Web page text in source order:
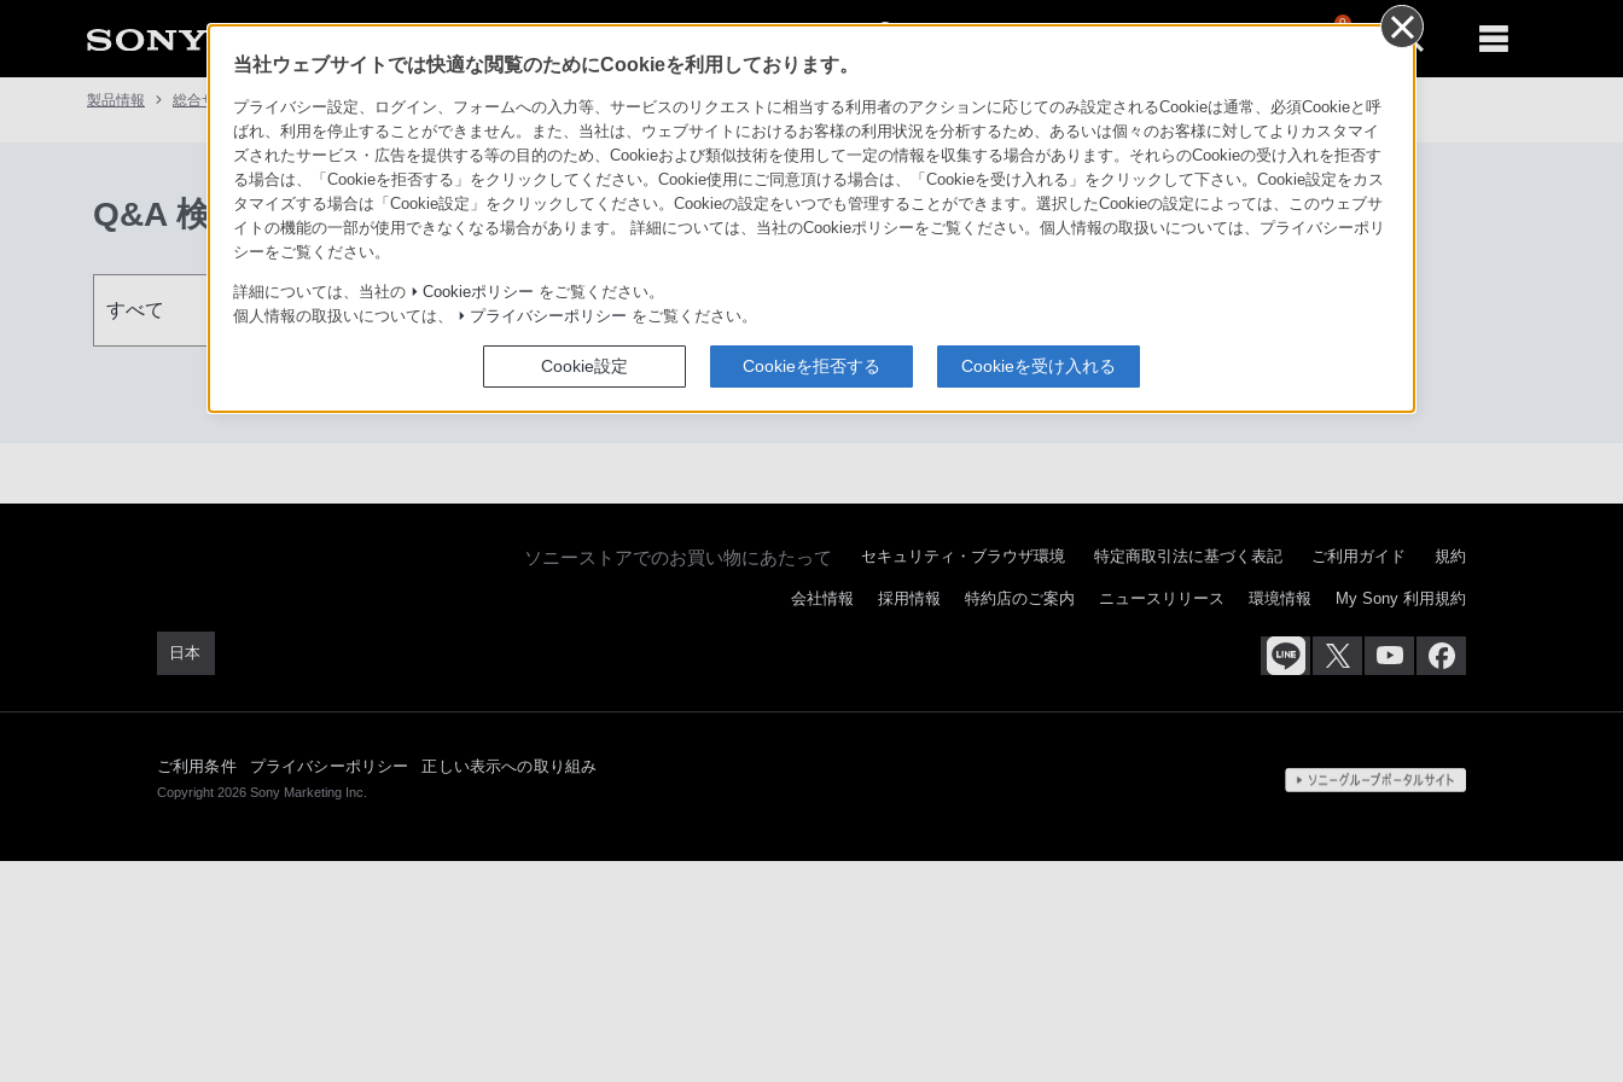
0
製品情報 総合サポート・お問い合わせ
Q&A 検索結果
ソニーストアでのお買い物にあたって セキュリティ・ブラウザ環境 特定商取引法に基づく表記 ご利用ガイド 規約
日本
会社情報 採用情報 特約店のご案内 ニュースリリース 環境情報 My Sony 利用規約
ご利用条件 プライバシーポリシー 正しい表示への取り組み
Copyright 2026 Sony Marketing Inc.
当社ウェブサイトでは快適な閲覧のためにCookieを利用しております。
プライバシー設定、ログイン、フォームへの入力等、サービスのリクエストに相当する利用者のアクションに応じてのみ設定されるCookieは通常、必須Cookieと呼
ばれ、利用を停止することができません。また、当社は、ウェブサイトにおけるお客様の利用状況を分析するため、あるいは個々のお客様に対してよりカスタマイ
ズされたサービス・広告を提供する等の目的のため、Cookieおよび類似技術を使用して一定の情報を収集する場合があります。それらのCookieの受け入れを拒否す
る場合は、「Cookieを拒否する」をクリックしてください。Cookie使用にご同意頂ける場合は、「Cookieを受け入れる」をクリックして下さい。Cookie設定をカス
タマイズする場合は「Cookie設定」をクリックしてください。Cookieの設定をいつでも管理することができます。選択したCookieの設定によっては、このウェブサ
イトの機能の一部が使用できなくなる場合があります。 詳細については、当社のCookieポリシーをご覧ください。個人情報の取扱いについては、プライバシーポリ
シーをご覧ください。
詳細については、当社の Cookieポリシー をご覧ください。
個人情報の取扱いについては、
プライバシーポリシー をご覧ください。
Cookie設定 Cookieを拒否する Cookieを受け入れる